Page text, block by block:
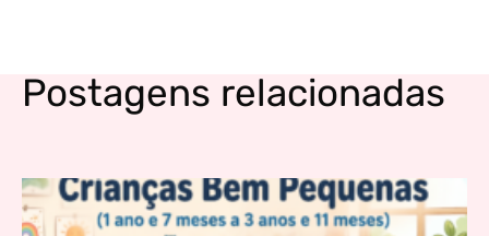
Postagens relacionadas